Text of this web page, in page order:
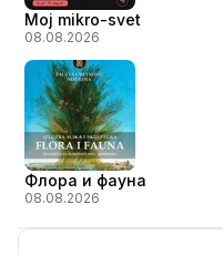
Moj mikro-svet
08.08.2026
Флора и фауна
08.08.2026